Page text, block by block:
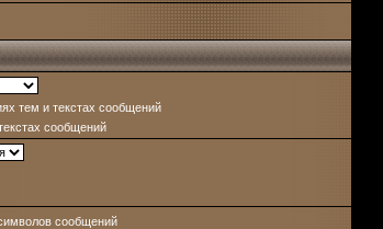
тем и текстах сообщений
сообщений
сообщений